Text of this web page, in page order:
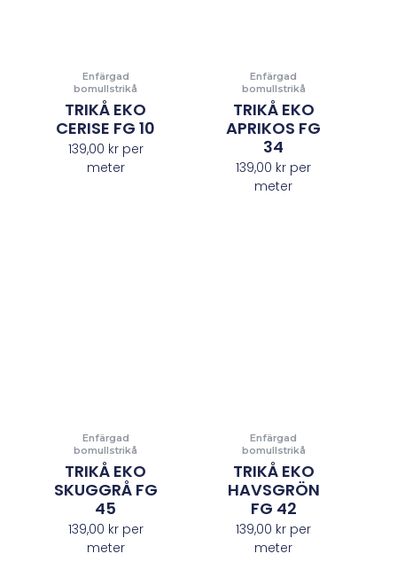
Enfärgad
bomullstrikå
TRIKÅ EKO
CERISE FG 10
139,00 krper
meter
Enfärgad
bomullstrikå
TRIKÅ EKO
APRIKOS FG
34
139,00 kr per
meter
Enfärgad
bomullstrikå
TRIKÅ EKO
SKUGGRÅ FG
45
139,00 krper
meter
Enfärgad
bomullstrikå
TRIKÅ EKO
HAVSGRÖN
FG 42
139,00 kr per
meter